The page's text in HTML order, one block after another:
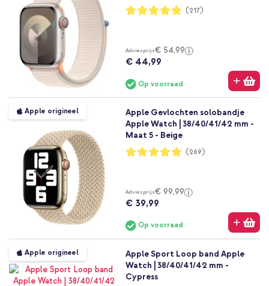
Waardering:
(217)
Adviesprijs€ 54,99
€ 44,99
Op voorraad
Apple origineel
Apple Gevlochten solobandje
Apple Watch | 38/40/41/42 mm -
Maat 5 - Beige
Waardering:
98%
(269)
Adviesprijs€ 99,99
€ 39,99
Op voorraad
Apple origineel
Apple Sport Loop band Apple
Watch | 38/40/41/42 mm -
Cypress